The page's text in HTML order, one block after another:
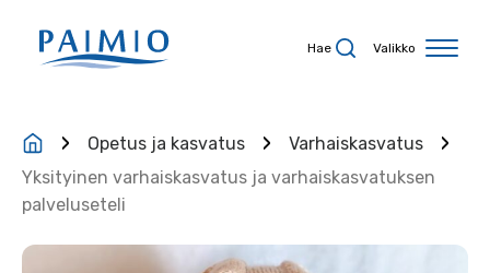
Hae Valikko
Opetus ja kasvatus
Varhaiskasvatus
Yksityinen varhaiskasvatus ja varhaiskasvatuksen
palveluseteli